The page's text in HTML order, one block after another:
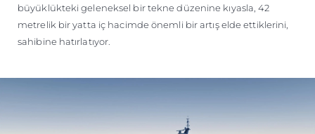
büyüklükteki geleneksel bir tekne düzenine kıyasla, 42
metrelik bir yatta iç hacimde önemli bir artış elde ettiklerini,
sahibine hatırlatıyor.